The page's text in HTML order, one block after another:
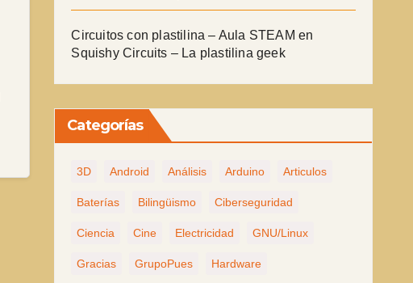
Circuitos con plastilina – Aula STEAM en
Squishy Circuits – La plastilina geek
Categorías
3D Android Análisis Arduino Articulos
Baterías Bilingüismo Ciberseguridad
Ciencia Cine Electricidad GNU/Linux
Gracias GrupoPues Hardware